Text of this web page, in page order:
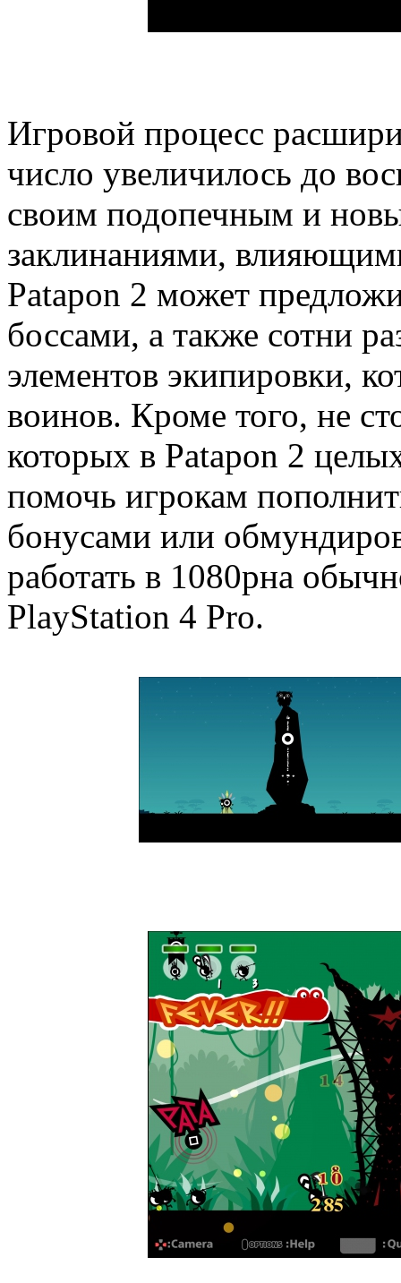
Игровой процесс
число увеличилось до
своим подопечным и
заклинаниями,
Patapon 2 может
боссами, а также сотни
элементов экипировки,
воинов. Кроме того, не
которых в Patapon 2
помочь игрокам
бонусами или
работать в 1080pна
PlayStation 4 Pro.